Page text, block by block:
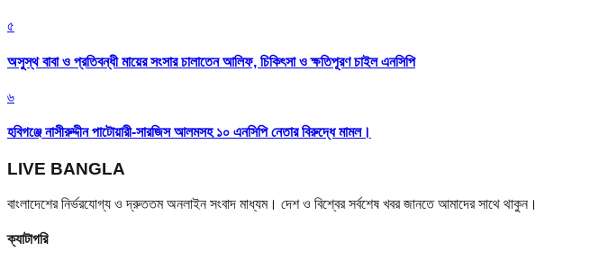
৫
অসুস্থ বাবা ও প্রতিবন্ধী মায়ের সংসার চালাতেন আলিফ, চিকিৎসা ও ক্ষতিপূরণ চাইল এনসিপি
৬
হবিগঞ্জে নাসীরুদ্দীন পাটোয়ারী-সারজিস আলমসহ ১০ এনসিপি নেতার বিরুদ্ধে মামল।
LIVE BANGLA
বাংলাদেশের নির্ভরযোগ্য ও দ্রুততম অনলাইন সংবাদ মাধ্যম। দেশ ও বিশ্বের সর্বশেষ খবর জানতে আমাদের সাথে থাকুন।
ক্যাটাগরি